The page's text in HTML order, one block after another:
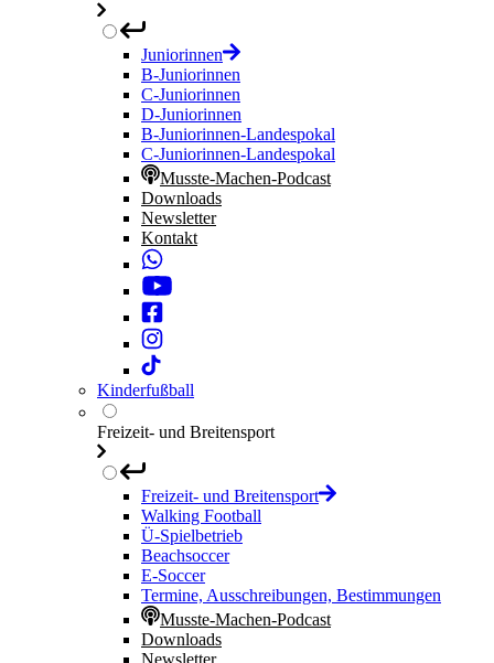
Juniorinnen
B-Juniorinnen
C-Juniorinnen
D-Juniorinnen
B-Juniorinnen-Landespokal
C-Juniorinnen-Landespokal
Musste-Machen-Podcast
Downloads
Newsletter
Kontakt
Kinderfußball
Freizeit- und Breitensport
Freizeit- und Breitensport
Walking Football
Ü-Spielbetrieb
Beachsoccer
E-Soccer
Termine, Ausschreibungen, Bestimmungen
Musste-Machen-Podcast
Downloads
Newsletter